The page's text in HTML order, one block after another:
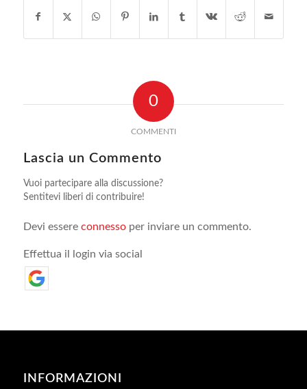
0
COMMENTI
Lascia un Commento
Vuoi partecipare alla discussione?
Sentitevi liberi di contribuire!
Devi essere connessoper inviare un commento.
Effettua il login via social
INFORMAZIONI